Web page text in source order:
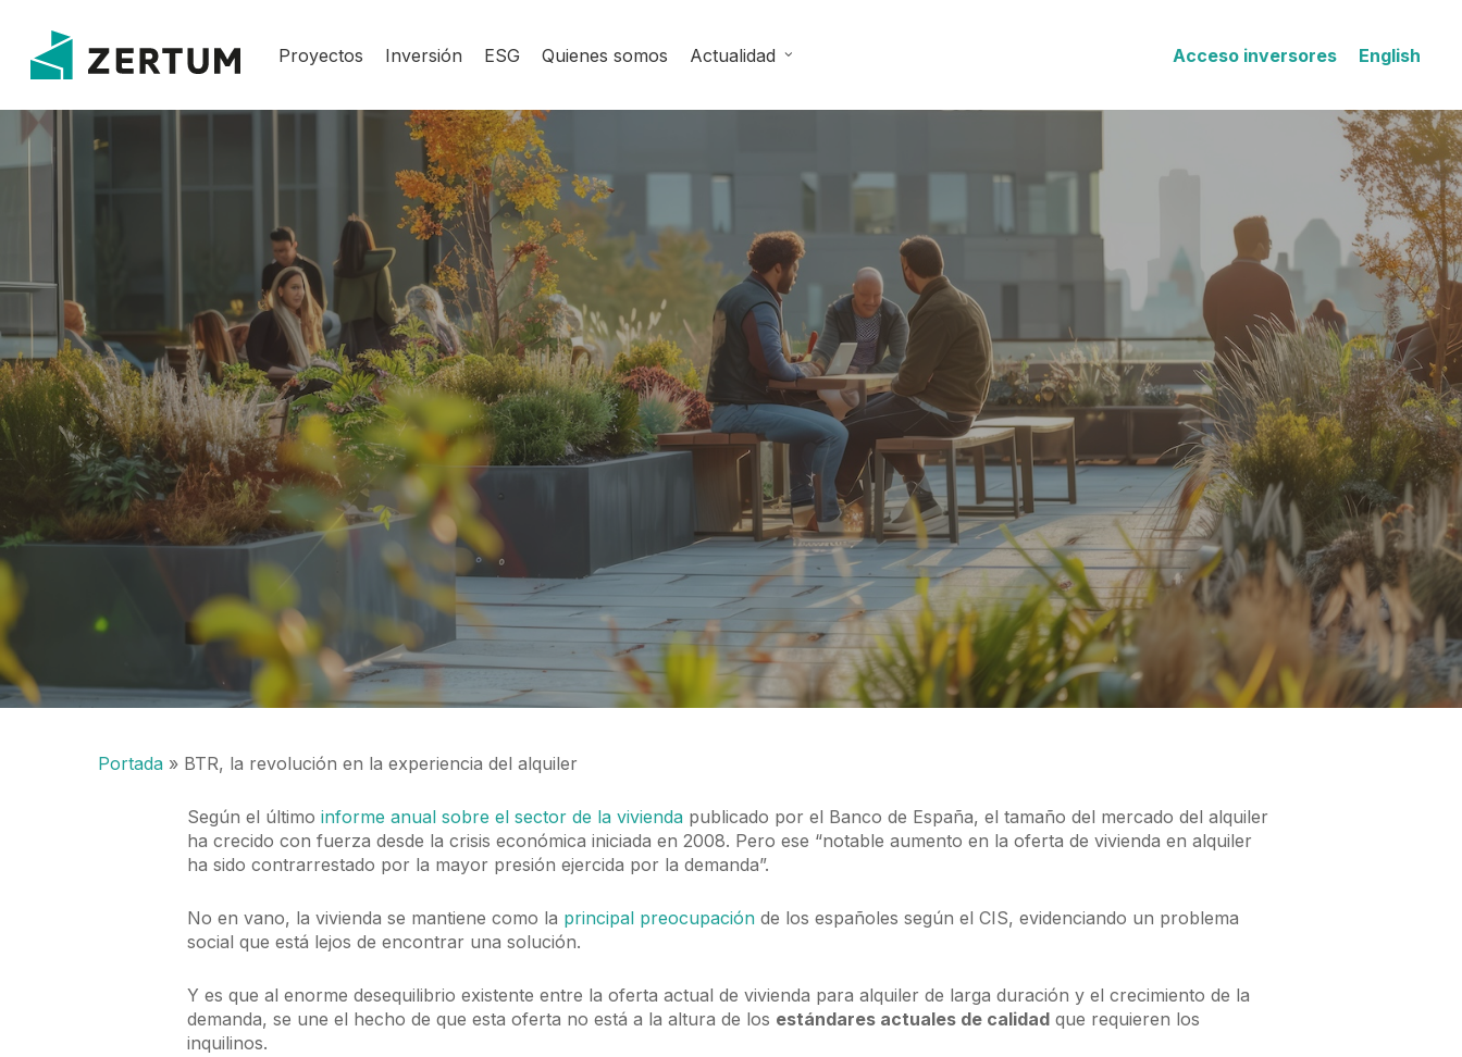
main
content
Proyectos Inversión ESG Quienes somos Actualidad Acceso inversores English
Portada » BTR, la revolución en la experiencia del alquiler
Según el último informe anual sobre el sector de la vivienda publicado por el Banco de España, el tamaño del mercado del alquiler
ha crecido con fuerza desde la crisis económica iniciada en 2008. Pero ese “notable aumento en la oferta de vivienda en alquiler
ha sido contrarrestado por la mayor presión ejercida por la demanda”.
No en vano, la vivienda se mantiene como la principal preocupación de los españoles según el CIS, evidenciando un problema
social que está lejos de encontrar una solución.
Y es que al enorme desequilibrio existente entre la oferta actual de vivienda para alquiler de larga duración y el crecimiento de la
demanda, se une el hecho de que esta oferta no está a la altura de los estándares actuales de calidad que requieren los
inquilinos.